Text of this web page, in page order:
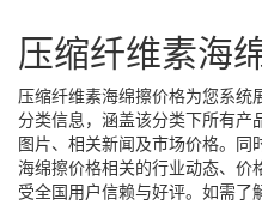
压缩纤维素海
压缩纤维素海绵擦价格为您系统
分类信息，涵盖该分类下所有产
图片、相关新闻及市场价格。同
海绵擦价格相关的行业动态、价
受全国用户信赖与好评。如需了